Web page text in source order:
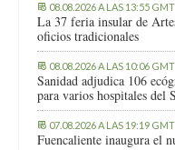
08.08.2026 A LAS 13:55 GMT
La 37 feria insular de
oficios tradicionales
08.08.2026 A LAS 10:06 GMT
Sanidad adjudica 106
para varios hospitales del
07.08.2026 A LAS 19:19 GMT
Fuencaliente inaugura el